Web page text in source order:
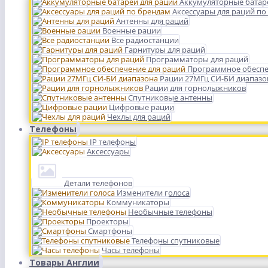
Аксессуары для раций
Антенны для раций
Военные рации
Все радиостанции
Гарнитуры для раций
Программаторы для раций
Программное
Рации 27МГц СИ-БИ
Рации для горнолыжников
Спутниковые антенны
Цифровые рации
Чехлы для раций
Телефоны
IP телефоны
Аксессуары
Детали телефонов
Изменители голоса
Коммуникаторы
Необычные телефоны
Проекторы
Смартфоны
Телефоны спутниковые
Часы телефоны
Товары Англии